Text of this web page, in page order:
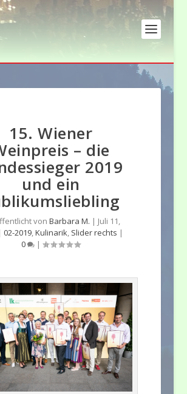
15. Wiener
– die
2019
und ein
von Barbara M. | Juli 11,
02-2019,Kulinarik, Slider rechts |
0
|